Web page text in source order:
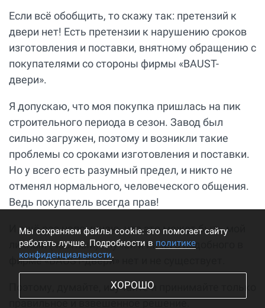
Если всё обобщить, то скажу так: претензий к
двери нет! Есть претензии к нарушению сроков
изготовления и поставки, внятному обращению с
покупателями со стороны фирмы «BAUST-
двери».
Я допускаю, что моя покупка пришлась на пик
строительного периода в сезон. Завод был
сильно загружен, поэтому и возникли такие
проблемы со сроками изготовления и поставки.
Но у всего есть разумный предел, и никто не
отменял нормального, человеческого общения.
Ведь покупатель всегда прав!
И ещё раз напоминаю, что это может быть мой
личный (частный) случай и ничего подобного в
фирме «BAUST-двери» нет и не существует.
Поэтому, думайте, изучайте и принимайте только
правильное и взвешенное решение.
Мы cохраняем файлы cookie: это помогает сайту
работать лучше. Подробности в политике
конфиденциальности.
ХОРОШО